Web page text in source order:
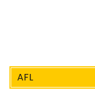
AFL